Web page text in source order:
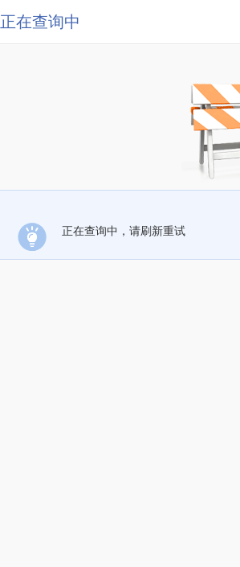
正在查询中
正在查询中，请刷新重试